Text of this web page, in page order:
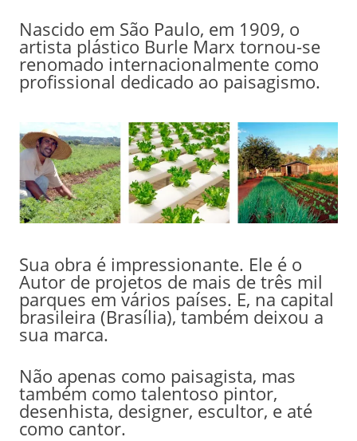
Nascido em São Paulo, em 1909, o
artista plástico Burle Marx tornou-se
renomado internacionalmente como
profissional dedicado ao paisagismo.
Sua obra é impressionante. Ele é o
Autor de projetos de mais de três mil
parques em vários países. E, na capital
brasileira (Brasília), também deixou a
sua marca.
Não apenas como paisagista, mas
também como talentoso pintor,
desenhista, designer, escultor, e até
como cantor.